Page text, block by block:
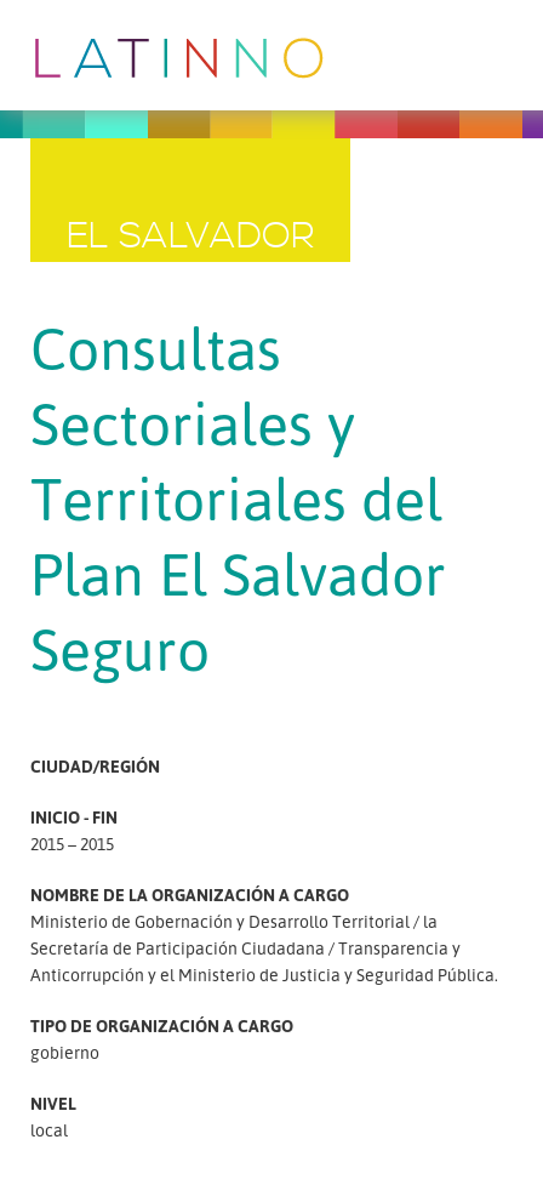
EL SALVADOR
Consultas
Sectoriales y
Territoriales del
Plan El Salvador
Seguro
CIUDAD/REGIÓN
INICIO - FIN
2015 – 2015
NOMBRE DE LA ORGANIZACIÓN A CARGO
Ministerio de Gobernación y Desarrollo Territorial
la
Secretaría de Participación Ciudadana
Transparencia y
Anticorrupción y el Ministerio de Justicia y Seguridad Pública.
TIPO DE ORGANIZACIÓN A CARGO
gobierno
NIVEL
local